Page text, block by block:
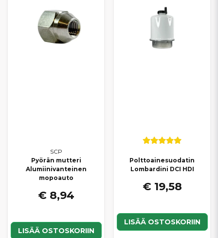
SCP
Pyörän mutteri
Alumiinivanteinen
mopoauto
€ 8,94
LISÄÄ OSTOSKORIIN
Polttoainesuodatin
Lombardini DCI HDI
€ 19,58
LISÄÄ OSTOSKORIIN